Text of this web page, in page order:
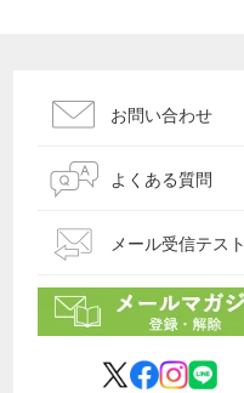
お問い合わせ
よくある質問
メール受信テスト